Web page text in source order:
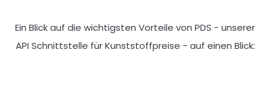
Ein Blick auf die wichtigsten Vorteile von PDS - unserer
API Schnittstelle für Kunststoffpreise - auf einen Blick: